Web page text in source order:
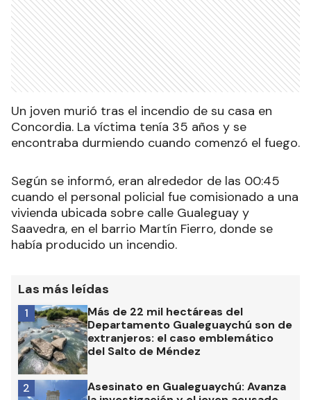
Un joven murió tras el incendio de su casa en
Concordia. La víctima tenía 35 años y se
encontraba durmiendo cuando comenzó el fuego.
Según se informó, eran alrededor de las 00:45
cuando el personal policial fue comisionado a una
vivienda ubicada sobre calle Gualeguay y
Saavedra, en el barrio Martín Fierro, donde se
había producido un incendio.
Las más leídas
Más de 22 mil hectáreas del
Departamento Gualeguaychú son de
extranjeros: el caso emblemático
del Salto de Méndez
1
Asesinato en Gualeguaychú: Avanza
2